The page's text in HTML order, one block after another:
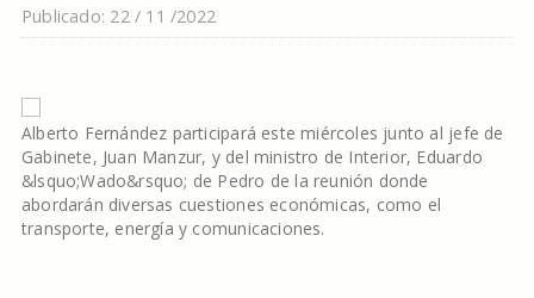
Publicado: 22 / 11 /2022
Alberto Fernández participará este miércoles junto al jefe de
Gabinete, Juan Manzur, y del ministro de Interior, Eduardo
&lsquo;Wado&rsquo; de Pedro de la reunión donde
abordarán diversas cuestiones económicas, como el
transporte, energía y comunicaciones.